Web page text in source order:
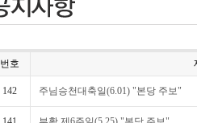
번호
142 주님승천대축일(6.01) "본당 주보"